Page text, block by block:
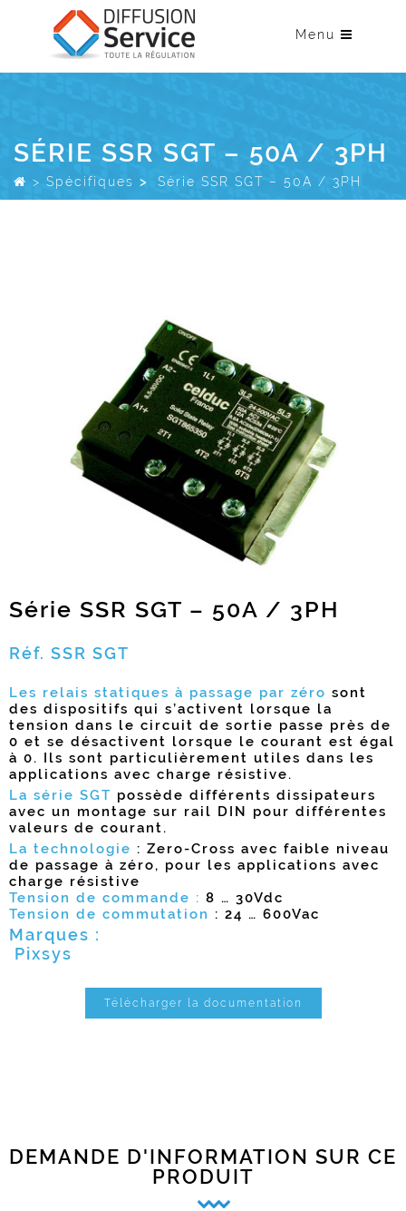
Menu
SÉRIE SSR SGT – 50A / 3PH
> Spécifiques > Série SSR SGT – 50A / 3PH
Série SSR SGT – 50A / 3PH
Réf. SSR SGT
Les relais statiques à passage par zéro sont
des dispositifs qui s’activent lorsque la
tension dans le circuit de sortie passe près de
0 et se désactivent lorsque le courant est égal
à 0. Ils sont particulièrement utiles dans les
applications avec charge résistive.
La série SGT possède différents dissipateurs
avec un montage sur rail DIN pour différentes
valeurs de courant.
La technologie : Zero-Cross avec faible niveau
de passage à zéro, pour les applications avec
charge résistive
Tension de commande : 8 … 30Vdc
Tension de commutation : 24 … 600Vac
Marques :
Pixsys
Télécharger la documentation
DEMANDE D'INFORMATION SUR CE
PRODUIT